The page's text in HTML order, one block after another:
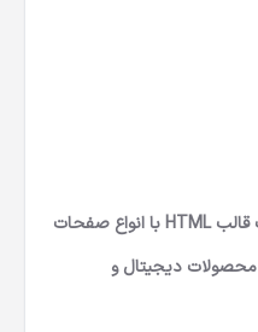
قالب Getyootech راست چین یک قالب HTML با انواع صفحات
دیجیتال و